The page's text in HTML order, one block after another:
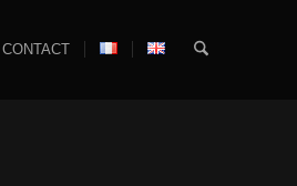
CONTACT